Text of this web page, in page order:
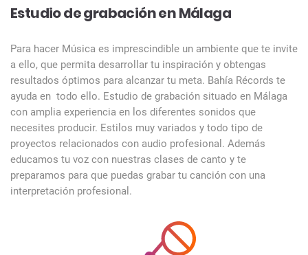
Estudio de grabación en Málaga
Para hacer Música es imprescindible un ambiente que te invite
a ello, que permita desarrollar tu inspiración y obtengas
resultados óptimos para alcanzar tu meta. Bahía Récords te
ayuda en todo ello. Estudio de grabación situado en Málaga
con amplia experiencia en los diferentes sonidos que
necesites producir. Estilos muy variados y todo tipo de
proyectos relacionados con audio profesional. Además
educamos tu voz con nuestras clases de canto y te
preparamos para que puedas grabar tu canción con una
interpretación profesional.